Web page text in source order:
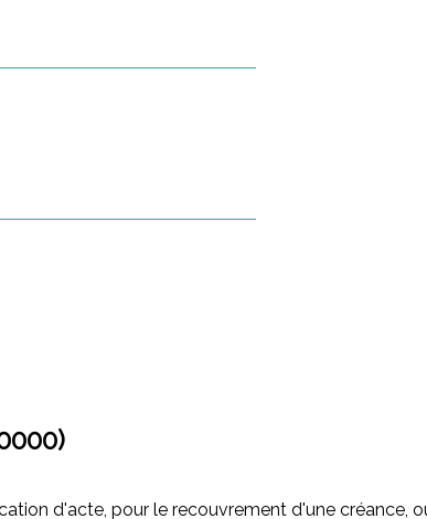
d'acte, pour le recouvrement d'une créance,